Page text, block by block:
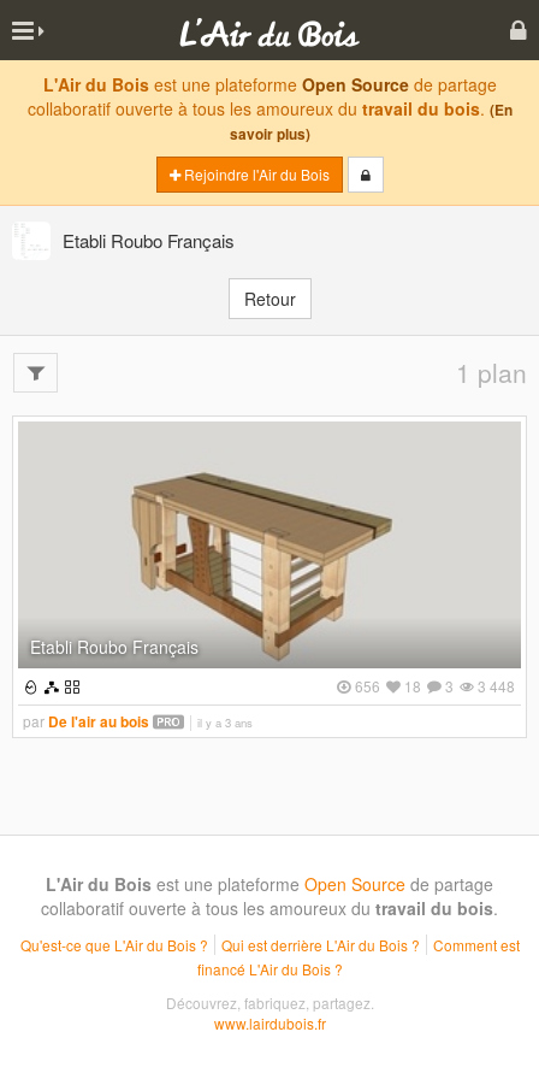
L'Air du Boisest une plateforme Open Sourcede partage
collaboratif ouverte à tous les amoureux du travail du bois. (En
savoir plus)
Rejoindre l'Air du Bois
Etabli Roubo Français
Retour
1 plan
Etabli Roubo Français
3 448
3
18
656
par De l'air au bois il y a 3 ans
L'Air du Bois est une plateforme Open Source de partage
collaboratif ouverte à tous les amoureux du travail du bois.
Qu'est-ce que L'Air du Bois ? Qui est derrière L'Air du Bois ?
Comment est
financé L'Air du Bois ?
Découvrez, fabriquez, partagez.
www.lairdubois.fr